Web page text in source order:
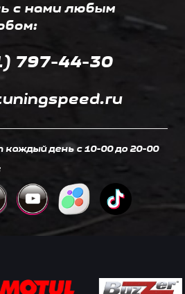
с нами любым
797-44-30
день c 10-00 до 20-00